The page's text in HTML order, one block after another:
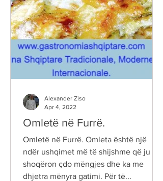
Omletë në Furrë.
Omletë në Furrë. Omleta është një
ndër ushqimet më të shijshme që ju
shoqëron çdo mëngjes dhe ka me
dhjetra mënyra gatimi. Për të...
Alexander Ziso
Apr 4, 2022